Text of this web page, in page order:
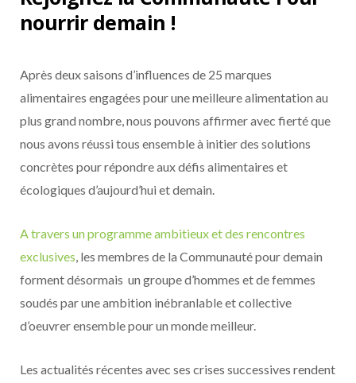
nourrir demain !
Après deux saisons d’influences de 25 marques
alimentaires engagées pour une meilleure alimentation au
plus grand nombre, nous pouvons affirmer avec fierté que
nous avons réussi tous ensemble à initier des solutions
concrètes pour répondre aux défis alimentaires et
écologiques d’aujourd’hui et demain.
A travers un programme ambitieux et des rencontres
exclusives, les membres de la Communauté pour demain
forment désormais un groupe d’hommes et de femmes
soudés par une ambition inébranlable et collective
d’oeuvrer ensemble pour un monde meilleur.
Les actualités récentes avec ses crises successives rendent